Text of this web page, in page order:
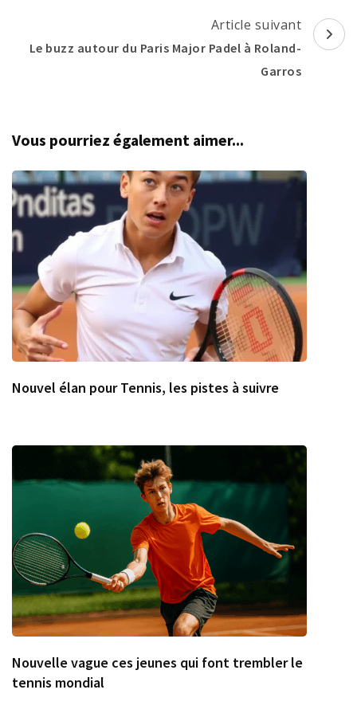
Article suivant
Le buzz autour du Paris Major Padel à Roland-
Garros
Vous pourriez également aimer...
Nouvel élan pour Tennis, les pistes à suivre
Nouvelle vague ces jeunes qui font trembler le
tennis mondial